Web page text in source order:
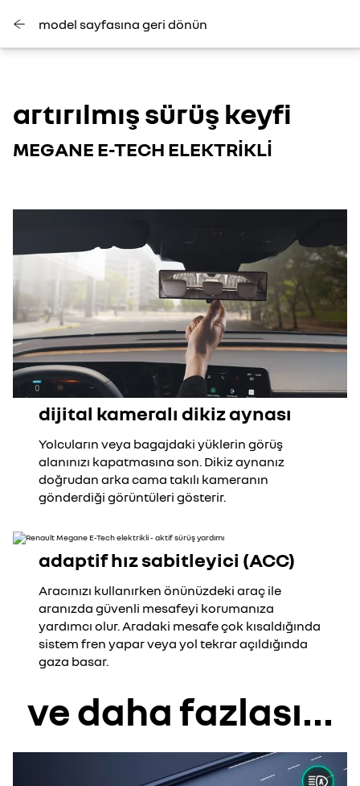
model sayfasına geri dönün
artırılmış sürüş keyfi
MEGANE E-TECH ELEKTRİKLİ
dijital kameralı dikiz aynası
Yolcuların veya bagajdaki yüklerin görüş
alanınızı kapatmasına son. Dikiz aynanız
doğrudan arka cama takılı kameranın
gönderdiği görüntüleri gösterir.
adaptif hız sabitleyici (ACC)
Aracınızı kullanırken önünüzdeki araç ile
aranızda güvenli mesafeyi korumanıza
yardımcı olur. Aradaki mesafe çok kısaldığında
sistem fren yapar veya yol tekrar açıldığında
gaza basar.
ve daha fazlası...